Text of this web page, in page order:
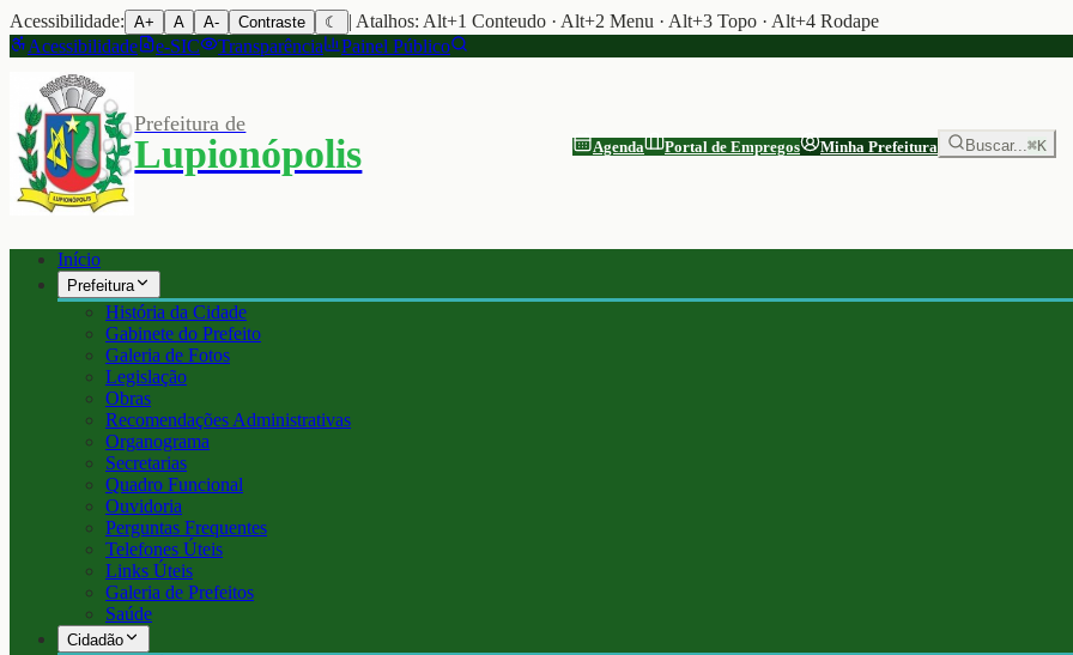
Acessibilidade: A+ A A- Contraste ☾
| Atalhos: Alt+1 Conteudo · Alt+2 Menu · Alt+3 Topo · Alt+4 Rodape
Acessibilidade
e-SIC Transparência Painel Público
Prefeitura de
Lupionópolis Agenda Portal de Empregos Minha Prefeitura Buscar...⌘K
Início
Prefeitura
História da Cidade
Gabinete do Prefeito
Galeria de Fotos
Legislação
Obras
Recomendações Administrativas
Organograma
Secretarias
Quadro Funcional
Ouvidoria
Perguntas Frequentes
Telefones Úteis
Links Úteis
Galeria de Prefeitos
Saúde
Cidadão